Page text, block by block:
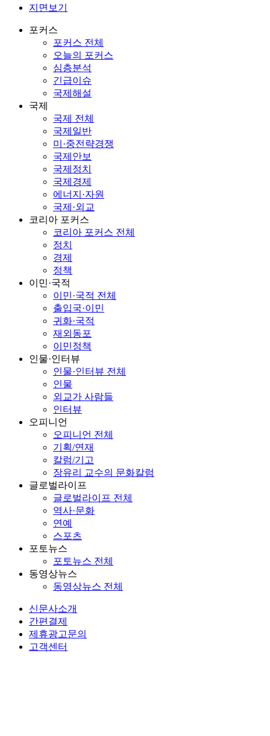
지면보기
포커스
포커스 전체
오늘의 포커스
심층분석
긴급이슈
국제해설
국제
국제 전체
국제일반
미·중전략경쟁
국제안보
국제정치
국제경제
에너지·자원
국제·외교
코리아 포커스
코리아 포커스 전체
정치
경제
정책
이민·국적
이민·국적 전체
출입국·이민
귀화·국적
재외동포
이민정책
인물·인터뷰
인물·인터뷰 전체
인물
외교가 사람들
인터뷰
오피니언
오피니언 전체
기획/연재
칼럼/기고
장유리 교수의 문화칼럼
글로벌라이프
글로벌라이프 전체
역사·문화
연예
스포츠
포토뉴스
포토뉴스 전체
동영상뉴스
동영상뉴스 전체
신문사소개
간편결제
제휴광고문의
고객센터